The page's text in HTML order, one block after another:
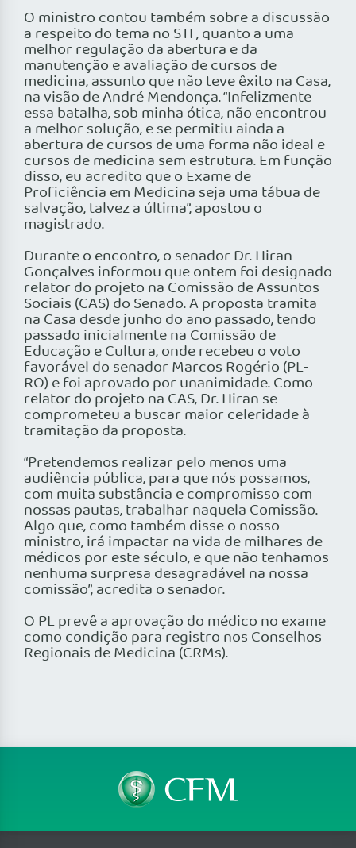
O ministro contou também sobre a discussão
a respeito do tema no STF, quanto a uma
melhor regulação da abertura e da
manutenção e avaliação de cursos de
medicina, assunto que não teve êxito na Casa,
na visão de André Mendonça. “Infelizmente
essa batalha, sob minha ótica, não encontrou
a melhor solução, e se permitiu ainda a
abertura de cursos de uma forma não ideal e
cursos de medicina sem estrutura. Em função
disso, eu acredito que o Exame de
Proficiência em Medicina seja uma tábua de
salvação, talvez a última”, apostou o
magistrado.
Durante o encontro, o senador Dr. Hiran
Gonçalves informou que ontem foi designado
relator do projeto na Comissão de Assuntos
Sociais (CAS) do Senado. A proposta tramita
na Casa desde junho do ano passado, tendo
passado inicialmente na Comissão de
Educação e Cultura, onde recebeu o voto
favorável do senador Marcos Rogério (PL-
RO) e foi aprovado por unanimidade. Como
relator do projeto na CAS, Dr. Hiran se
comprometeu a buscar maior celeridade à
tramitação da proposta.
“Pretendemos realizar pelo menos uma
audiência pública, para que nós possamos,
com muita substância e compromisso com
nossas pautas, trabalhar naquela Comissão.
Algo que, como também disse o nosso
ministro, irá impactar na vida de milhares de
médicos por este século, e que não tenhamos
nenhuma surpresa desagradável na nossa
comissão”, acredita o senador.
O PL prevê a aprovação do médico no exame
como condição para registro nos Conselhos
Regionais de Medicina (CRMs).